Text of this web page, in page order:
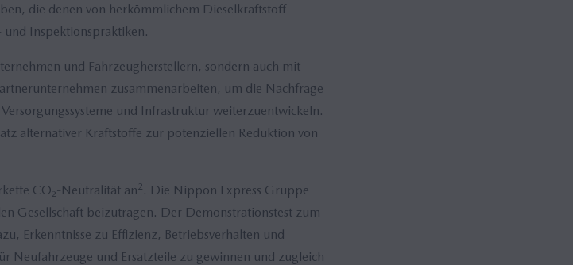
die denen von herkömmlichem Dieselkraftstoff
und Inspektionspraktiken.
und Fahrzeugherstellern, sondern auch mit
zusammenarbeiten, um die Nachfrage
und Infrastruktur weiterzuentwickeln.
alternativer Kraftstoffe zur potenziellen Reduktion von
CO₂-Neutralität an 2 . Die Nippon Express Gruppe
Gesellschaft beizutragen. Der Demonstrationstest zum
Erkenntnisse zu Effizienz, Betriebsverhalten und
Neufahrzeuge und Ersatzteile zu gewinnen und zugleich